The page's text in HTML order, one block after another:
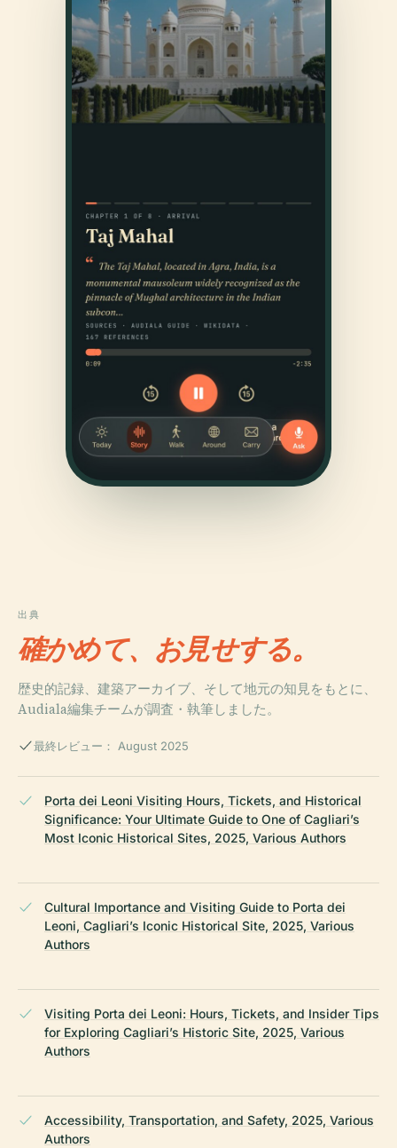
出典
確かめて、お見せする。
歴史的記録、建築アーカイブ、そして地元の知見をもとに、
Audiala編集チームが調査・執筆しました。
最終レビュー： August 2025
Porta dei Leoni Visiting Hours, Tickets, and Historical
Significance: Your Ultimate Guide to One of Cagliari’s
Most Iconic Historical Sites, 2025, Various Authors
Cultural Importance and Visiting Guide to Porta dei
Leoni, Cagliari’s Iconic Historical Site, 2025, Various
Authors
Visiting Porta dei Leoni: Hours, Tickets, and Insider Tips
for Exploring Cagliari’s Historic Site, 2025, Various
Authors
Accessibility, Transportation, and Safety, 2025, Various
Authors